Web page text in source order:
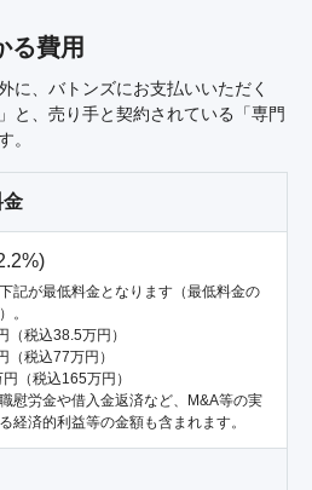
る費用
に、バトンズにお支払いいただく
と、売り手と契約されている「専門
。
金
記が最低料金となります（最低料金の
。
税込38.5万円）
税込77万円）
（税込165万円）
慰労金や借入金返済など、M&A等の実
経済的利益等の金額も含まれます。